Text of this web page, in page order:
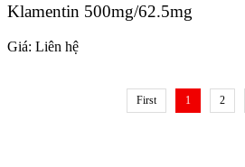
Klamentin 500mg/62.5mg
Giá: Liên hệ
First 1 2